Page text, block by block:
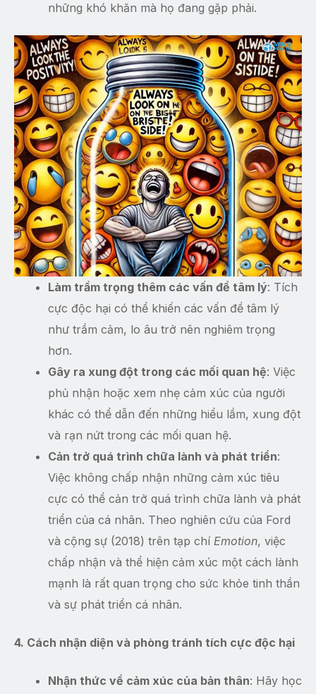
những khó khăn mà họ đang gặp phải.
Làm trầm trọng thêm các vấn đề tâm lý: Tích
cực độc hại có thể khiến các vấn đề tâm lý
như trầm cảm, lo âu trở nên nghiêm trọng
hơn.
Gây ra xung đột trong các mối quan hệ: Việc
phủ nhận hoặc xem nhẹ cảm xúc của người
khác có thể dẫn đến những hiểu lầm, xung đột
và rạn nứt trong các mối quan hệ.
Cản trở quá trình chữa lành và phát triển:
Việc không chấp nhận những cảm xúc tiêu
cực có thể cản trở quá trình chữa lành và phát
triển của cá nhân. Theo nghiên cứu của Ford
và cộng sự (2018) trên tạp chí Emotion, việc
chấp nhận và thể hiện cảm xúc một cách lành
mạnh là rất quan trọng cho sức khỏe tinh thần
và sự phát triển cá nhân.
4. Cách nhận diện và phòng tránh tích cực độc hại
Nhận thức về cảm xúc của bản thân: Hãy học